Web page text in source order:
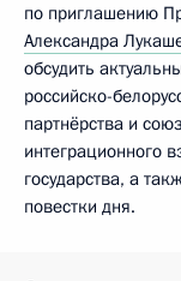
по приглашению
Александра
обсудить
российско-
партнёрства и
интеграционного
государства, а
повестки дня.